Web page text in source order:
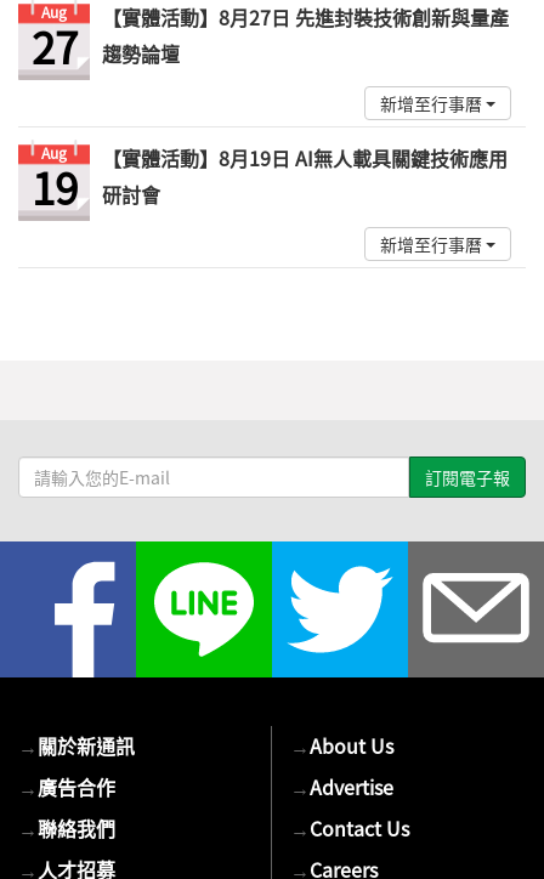
Aug
27
【實體活動】8月27日 先進封裝技術創新與量產
趨勢論壇
新增至行事曆
Aug
19
【實體活動】8月19日 AI無人載具關鍵技術應用
研討會
新增至行事曆
請
輸
→關於新通訊
→廣告合作
→聯絡我們
→人才招募
→About Us
→Advertise
→Contact Us
→Careers